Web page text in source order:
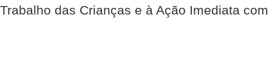
Trabalho das Crianças e à Ação Imediata